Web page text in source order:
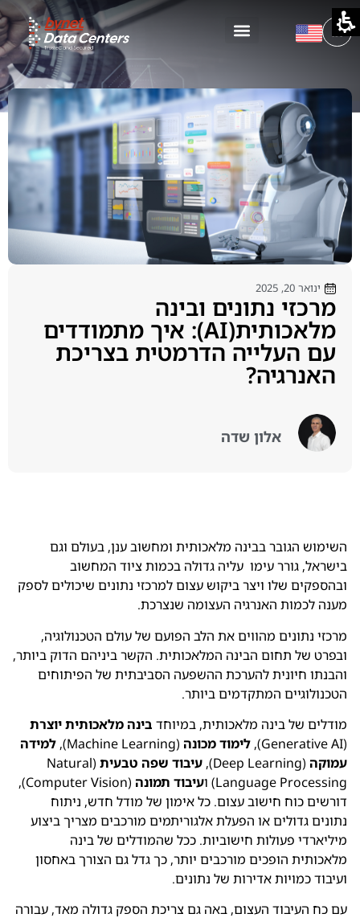
ינואר 20, 2025
מרכזי נתונים ובינה
מלאכותית(AI): איך מתמודדים
עם העלייה הדרמטית בצריכת
האנרגיה?
אלון שדה
השימוש הגובר בבינה מלאכותית ומחשוב ענן, בעולם וגם
בישראל, גורר עימו עליה גדולה בכמות ציוד המחשוב
ובהספקים שלו ויצר ביקוש עצום למרכזי נתונים שיכולים לספק
מענה לכמות האנרגיה העצומה שנצרכת.
מרכזי נתונים מהווים את הלב הפועם של עולם הטכנולוגיה,
ובפרט של תחום הבינה המלאכותית. הקשר ביניהם הדוק ביותר,
והבנתו חיונית להערכת ההשפעה הסביבתית של הפיתוחים
הטכנולוגיים המתקדמים ביותר.
מודלים של בינה מלאכותית, במיוחד בינה מלאכותית יוצרת
(Generative AI),
לימוד מכונה (Machine Learning),
למידה
עמוקה (Deep Learning), עיבוד שפה טבעית (Natural
Language Processing) ו
עיבוד תמונה
(Computer Vision),
דורשים כוח חישוב עצום. כל אימון של מודל חדש, ניתוח
נתונים גדולים או הפעלת אלגוריתמים מורכבים מצריך ביצוע
מיליארדי פעולות חישוביות. ככל שהמודלים של בינה
מלאכותית הופכים מורכבים יותר, כך גדל גם הצורך באחסון
ועיבוד כמויות אדירות של נתונים.
עם כח העיבוד העצום, באה גם צריכת הספק גדולה מאד, עבורה